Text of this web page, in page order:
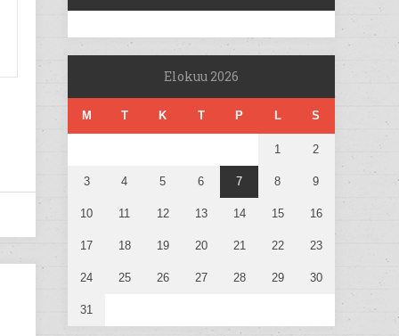
Elokuu 2026
M T K T P L S
1 2
3 4 5 6 7 8 9
10 11 12 13 14 15 16
17 18 19 20 21 22 23
24 25 26 27 28 29 30
31